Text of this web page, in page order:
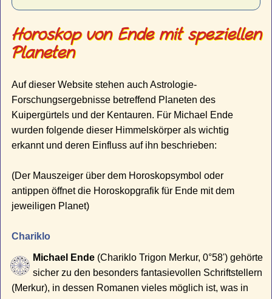
Horoskop von Ende mit speziellen
Planeten
Auf dieser Website stehen auch Astrologie-
Forschungsergebnisse betreffend Planeten des
Kuipergürtels und der Kentauren. Für Michael Ende
wurden folgende dieser Himmelskörper als wichtig
erkannt und deren Einfluss auf ihn beschrieben:
(Der Mauszeiger über dem Horoskopsymbol oder
antippen öffnet die Horoskopgrafik für Ende mit dem
jeweiligen Planet)
Chariklo
Michael Ende (Chariklo Trigon Merkur, 0°58') gehörte
sicher zu den besonders fantasievollen Schriftstellern
(Merkur), in dessen Romanen vieles möglich ist, was in